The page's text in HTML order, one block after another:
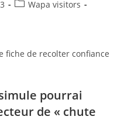
PostWapa visitors
fiche de recolter confiance
pourrai
de « chute